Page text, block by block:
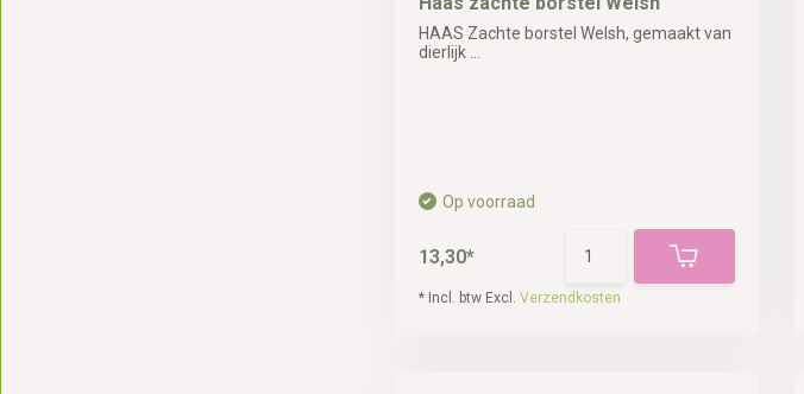
HAAS Zachte borstel Welsh, gemaakt van
dierlijk ...
Op voorraad
13,30*
* Incl. btw Excl. Verzendkosten